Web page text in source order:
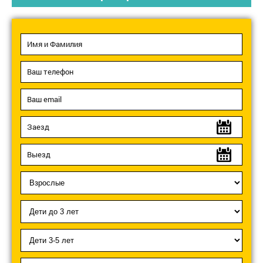
с базой.
Включены в тарифпроживания такие
стандартные услуги, как пользование мангальной
зоной, Wi-fi, парковкой, бассейном, детской
площадкой, деревянными беседками. Есть и
отдельно оплачиваемые услуги - коммунальный
сбор за детей возрастом до трех лет,
проживающих с родителями без предоставления
спального места.
ЦЕНЫ 2026 (в грн\1чел\сутки)
Типы номерів 11.07-31.08 01.09-15.09
Стандарт 2-м
Стандарт 3-м
Стандарт 4-м 4000 (1000) 3000 (750)